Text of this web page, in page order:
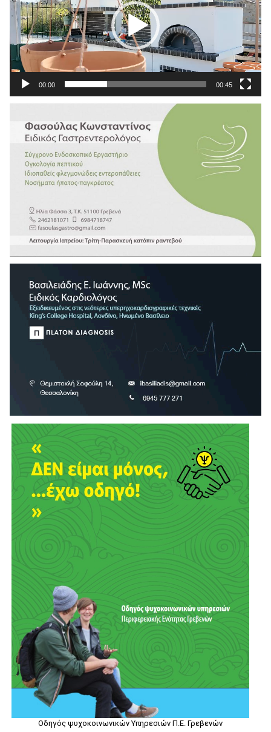
00:00 00:45
Οδηγός ψυχοκοινωνικών Υπηρεσιών Π.Ε. Γρεβενών